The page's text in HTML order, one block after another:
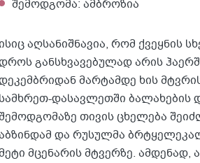
შემოდგომა: ამბროზია
აღსანიშნავია, რომ ქვეყნის
განსხვავებულად არის
მარტამდე ხის
სამხრეთ-დასავლეთში
თივის ცხელება
და რუსულმა
მცენარის მტვერზე.